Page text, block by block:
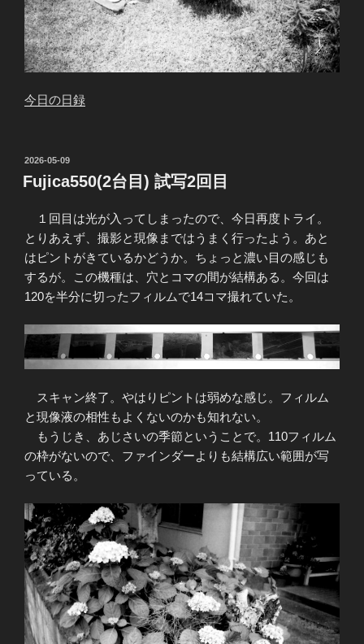
今日の日録
投
稿
日:
2026-05-09
Fujica550(2台目) 試写2回目
１回目は光が入ってしまったので、今日再度トライ。
とりあえず、撮影と現像まではうまく行ったよう。あと
はピントがきているかどうか。ちょっと濃い目の感じも
するが。この機種は、穴とコマの間が結構ある。今回は
120を半分に切ったフィルムで14コマ撮れていた。
スキャン終了。やはりピントは弱めな感じ。フィルム
と現像液の相性もよくないのかも知れない。
もうじき、あじさいの季節ということで。110フィルム
の枠がないので、ファインダーよりも結構広い範囲が写
っている。